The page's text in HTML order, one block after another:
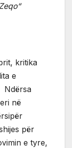
kritika
e
Ndërsa
në
për
e tyre,